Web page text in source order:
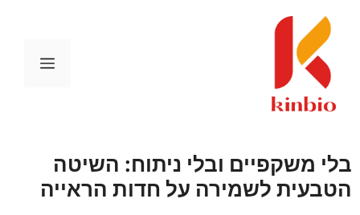
לתוכן
תפריט
בלי משקפיים ובלי ניתוח: השיטה
הטבעית לשמירה על חדות הראייה